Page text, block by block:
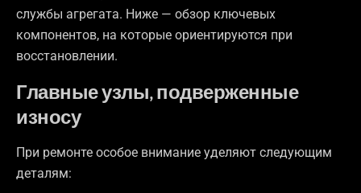
службы агрегата. Ниже — обзор ключевых
компонентов, на которые ориентируются при
восстановлении.
Главные узлы, подверженные
износу
При ремонте особое внимание уделяют следующим
деталям: